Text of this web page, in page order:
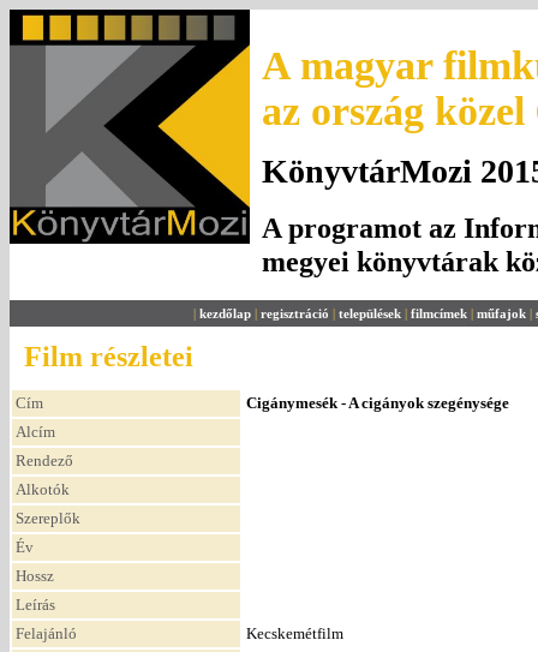
A magyar
az ország
KönyvtárMozi
A programot az
megyei könyvtárak
| kezdőlap | regisztráció | települések | filmcímek | műfajok |
Film részletei
Cím
Cigánymesék - A cigányok szegénysége
Alcím
Rendező
Alkotók
Szereplők
Év
Hossz
Leírás
Felajánló
Kecskemétfilm